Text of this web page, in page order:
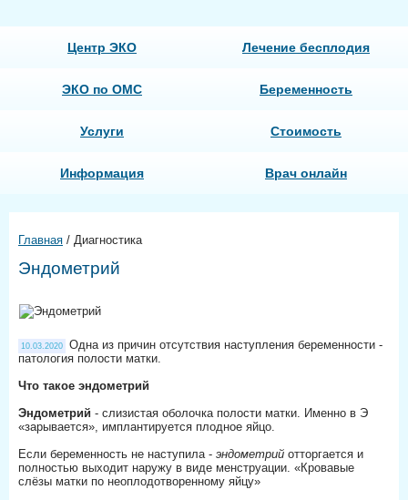
Центр ЭКО Лечение бесплодия
ЭКО по ОМС Беременность
Услуги Стоимость
Информация Врач онлайн
Главная / Диагностика
Эндометрий
10.03.2020
Одна из причин отсутствия наступления беременности -
патология полости матки.
Что такое эндометрий
Эндометрий - слизистая оболочка полости матки. Именно в Э
«зарывается», имплантируется плодное яйцо.
Если беременность не наступила - эндометрий отторгается и
полностью выходит наружу в виде менструации. «Кровавые
слёзы матки по неоплодотворенному яйцу»